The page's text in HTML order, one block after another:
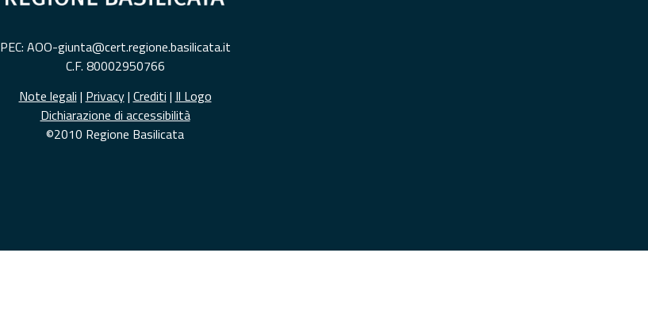
PEC: AOO-giunta@cert.regione.basilicata.it
C.F. 80002950766
Note legali | Privacy| Crediti | Il Logo
Dichiarazione di accessibilità
©2010 Regione Basilicata